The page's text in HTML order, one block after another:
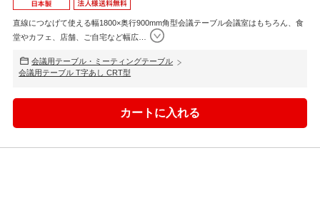
直線につなげて使える幅1800×奥行900mm角型会議テーブル会議室はもちろん、食
堂やカフェ、店舗、ご自宅など幅広…
会議用テーブル・ミーティングテーブル
会議用テーブル T字あし CRT型